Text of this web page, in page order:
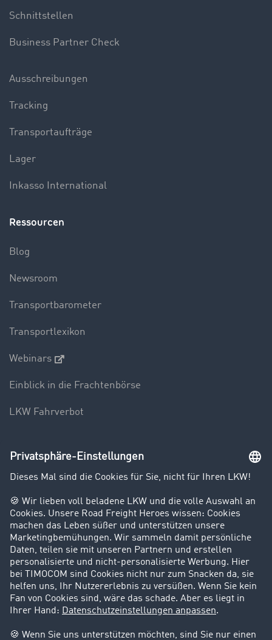
Schnittstellen
Business Partner Check
Ausschreibungen
Tracking
Transportaufträge
Lager
Inkasso International
Ressourcen
Blog
Newsroom
Transportbarometer
Transportlexikon
Webinars
Einblick in die Frachtenbörse
LKW Fahrverbot
Unternehmen
Kunden werben Kunden
Success Stories
Karriere
Support
Kontakt
Rechtliches